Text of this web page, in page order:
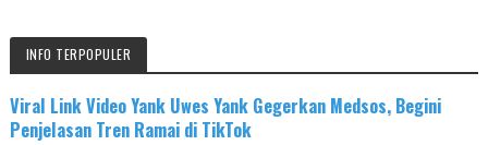
INFO TERPOPULER
Viral Link Video Yank Uwes Yank Gegerkan Medsos, Begini
Penjelasan Tren Ramai di TikTok